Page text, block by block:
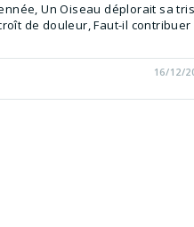
Un Oiseau déplorait sa
de douleur, Faut-il contribuer
16/12/